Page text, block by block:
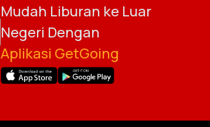
Mudah Liburan ke Luar
Negeri Dengan
Aplikasi GetGoing